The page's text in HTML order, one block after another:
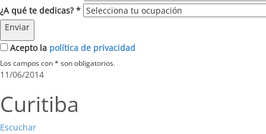
¿A qué te dedicas? *
Enviar
Acepto la política de privacidad
Los campos con * son obligatorios.
11/06/2014
Curitiba
Escuchar